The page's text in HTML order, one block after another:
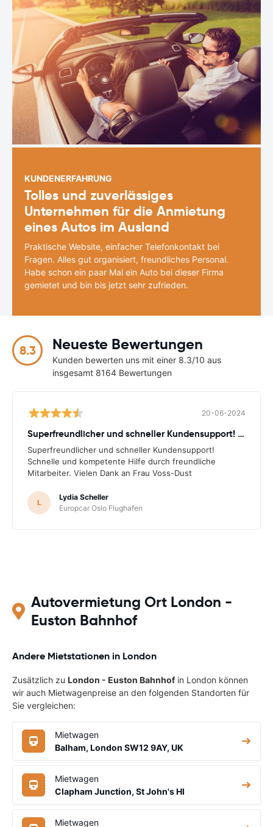
KUNDENERFAHRUNG
Tolles und zuverlässiges
Unternehmen für die Anmietung
eines Autos im Ausland
Praktische Website, einfacher Telefonkontakt bei
Fragen. Alles gut organisiert, freundliches Personal.
Habe schon ein paar Mal ein Auto bei dieser Firma
gemietet und bin bis jetzt sehr zufrieden.
8.3 Neueste Bewertungen
Kunden bewerten uns mit einer 8.3/10 aus
insgesamt 8164 Bewertungen
20-06-2024
Superfreundlicher und schneller Kundensupport! Schnelle
Superfreundlicher und schneller Kundensupport!
Schnelle und kompetente Hilfe durch freundliche
Mitarbeiter. Vielen Dank an Frau Voss-Dust
L
Lydia Scheller
Europcar Oslo Flughafen
Autovermietung Ort London -
Euston Bahnhof
Andere Mietstationen in London
Zusätzlich zu London - Euston Bahnhofin London können
wir auch Mietwagenpreise an den folgenden Standorten für
Sie vergleichen:
Mietwagen
Balham, London SW12 9AY, UK
Mietwagen
Clapham Junction, St John's Hl
Mietwagen